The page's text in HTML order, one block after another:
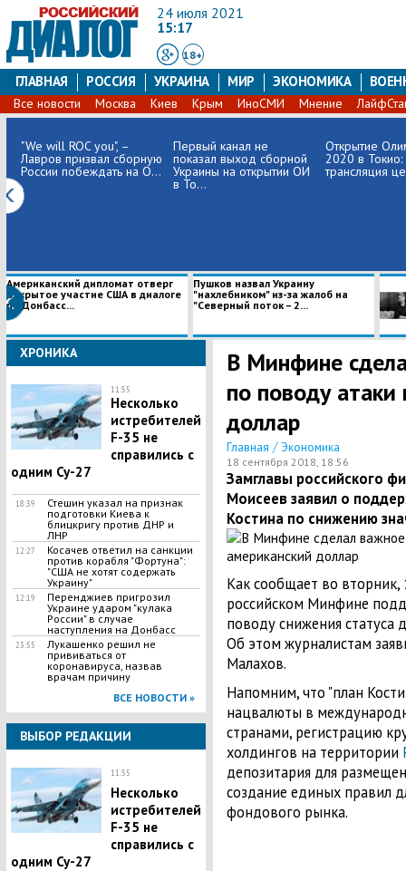
24 июля 2021
15:17
18+
ГЛАВНАЯ РОССИЯ УКРАИНА МИР ЭКОНОМИКА
Все новости Москва Киев Крым ИноСМИ Мнение
"We will ROC you", –
Лавров призвал сборную
России побеждать на О...
Первый канал не
показал выход сборной
Украины на открытии ОИ
в То...
Открытие
2020 в
трансляция
Американский дипломат отверг
открытое участие США в диалоге
по Донбасс...
Пушков назвал Украину
"нахлебником" из-за жалоб на
"Северный поток – 2...
ХРОНИКА
11:55
Несколько
истребителей
F-35 не
справились с
одним Су-27
18:39
Стешин указал на признак
подготовки Киева к
блицкригу против ДНР и
ЛНР
12:27
​Косачев ответил на санкции
против корабля "Фортуна":
"США не хотят содержать
Украину"
12:19
Перенджиев пригрозил
Украине ударом "кулака
России" в случае
наступления на Донбасс
23:55
Лукашенко решил не
прививаться от
коронавируса, назвав
врачам причину
ВСЕ НОВОСТИ »
ВЫБОР РЕДАКЦИИ
11:55
Несколько
истребителей
F-35 не
справились с
одним Су-27
В Минфине
по поводу атаки
доллар
Главная / Экономика
18 сентября 2018, 18:56
Замглавы российского
Моисеев заявил о
Костина по снижению
Как сообщает во вторник,
российском Минфине
поводу снижения статуса
Об этом журналистам
Малахов.
Напомним, что "план
нацвалюты в
странами, регистрацию
холдингов на территории
депозитария для
создание единых правил
фондового рынка.